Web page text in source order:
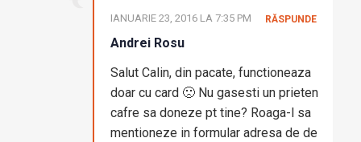
Andrei Rosu
IANUARIE 23, 2016 LA 7:35 PM
Salut Calin, din pacate, functioneaza
doar cu card 🙁 Nu gasesti un prieten
cafre sa doneze pt tine? Roaga-l sa
mentioneze in formular adresa de de
RĂSPUNDE